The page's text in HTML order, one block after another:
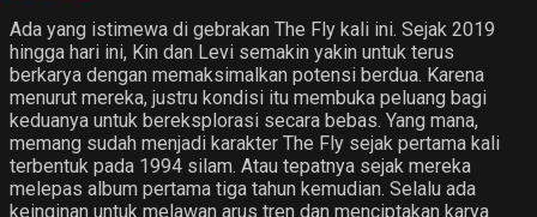
Ada yang istimewa di gebrakan The Fly kali ini. Sejak 2019
hingga hari ini, Kin dan Levi semakin yakin untuk terus
berkarya dengan memaksimalkan potensi berdua. Karena
menurut mereka, justru kondisi itu membuka peluang bagi
keduanya untuk bereksplorasi secara bebas. Yang mana,
memang sudah menjadi karakter The Fly sejak pertama kali
terbentuk pada 1994 silam. Atau tepatnya sejak mereka
melepas album pertama tiga tahun kemudian. Selalu ada
keinginan untuk melawan arus tren dan menciptakan karya